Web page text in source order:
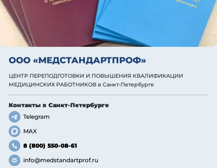
ООО «МЕДСТАНДАРТПРОФ»
ЦЕНТР ПЕРЕПОДГОТОВКИ И ПОВЫШЕНИЯ КВАЛИФИКАЦИИ
МЕДИЦИНСКИХ РАБОТНИКОВ в Санкт-Петербурге
Контакты в Санкт-Петербурге
Telegram
MAX
8 (800) 550-08-61
info@medstandartprof.ru